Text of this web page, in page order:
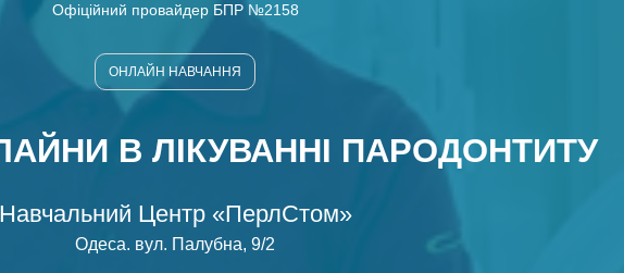
Офіційний провайдер БПР №2158
ОНЛАЙН НАВЧАННЯ
В ЛІКУВАННІ ПАРОДОНТИТУ
Навчальний Центр «ПерлСтом»
Одеса. вул. Палубна, 9/2